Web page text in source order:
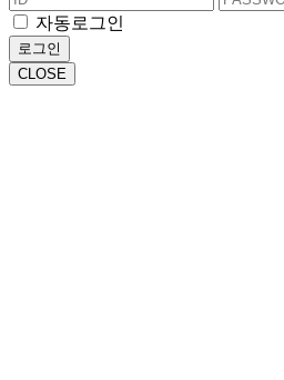
자동로그인
로그인
CLOSE